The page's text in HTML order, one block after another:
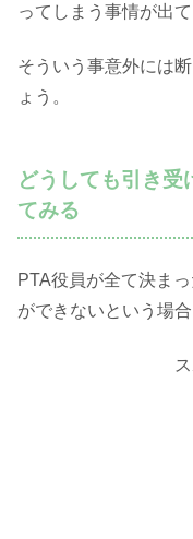
ってしまう事情が出
そういう事意外には
ょう。
どうしても引き受
てみる
PTA役員が全て決ま
ができないという場